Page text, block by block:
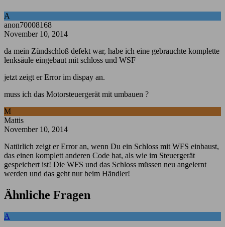
A
anon70008168
November 10, 2014
da mein Zündschloß defekt war, habe ich eine gebrauchte komplette
lenksäule eingebaut mit schloss und WSF
jetzt zeigt er Error im dispay an.
muss ich das Motorsteuergerät mit umbauen ?
M
Mattis
November 10, 2014
Natürlich zeigt er Error an, wenn Du ein Schloss mit WFS einbaust,
das einen komplett anderen Code hat, als wie im Steuergerät
gespeichert ist! Die WFS und das Schloss müssen neu angelernt
werden und das geht nur beim Händler!
Ähnliche Fragen
A